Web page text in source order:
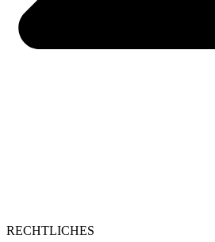
RECHTLICHES